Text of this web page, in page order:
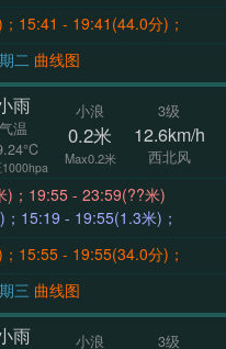
15:41 - 19:41(44.0分)；
期二 曲线图
雨
气温
小浪
0.2米
Max0.2米
3级
12.6km/h
西北风
米)；19:55 - 23:59(??米)
米)；15:19 - 19:55(1.3米)；
15:55 - 19:55(34.0分)；
期三 曲线图
雨 小浪 3级